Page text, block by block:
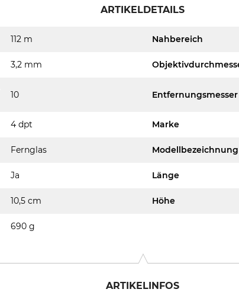
ARTIKELDETAILS
112 m Nahbereich
3,2 mm
10 Entfernungsmesser
4 dpt Marke
Fernglas Modellbezeichnung
Ja Länge
10,5 cm Höhe
690 g
ARTIKELINFOS